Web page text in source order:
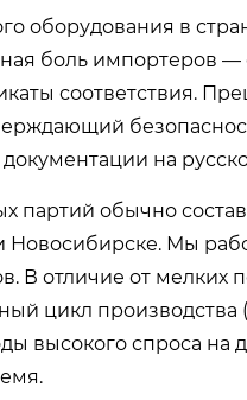
оборудования в
боль импортеров —
соответствия.
на
партий обычно
Новосибирске. Мы
В отличие от мелких
цикл производства
высокого спроса на